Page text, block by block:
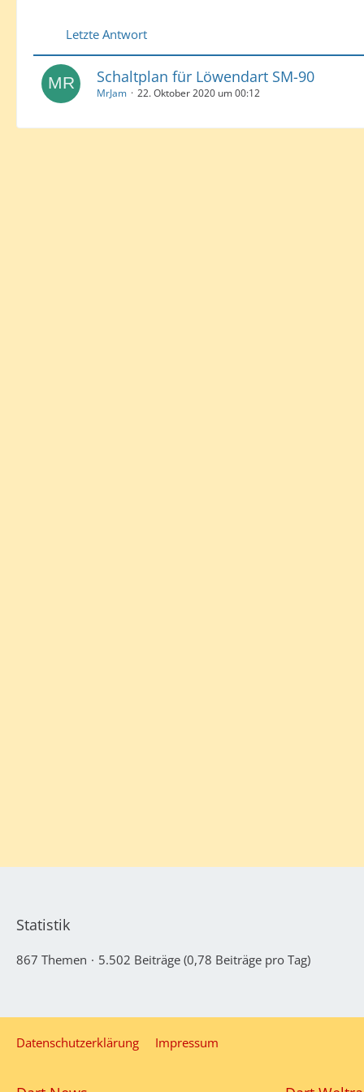
Letzte Antwort
Schaltplan für Löwendart SM-90
MrJam 22. Oktober 2020 um 00:12
Statistik
867 Themen 5.502 Beiträge (0,78 Beiträge pro Tag)
Datenschutzerklärung Impressum